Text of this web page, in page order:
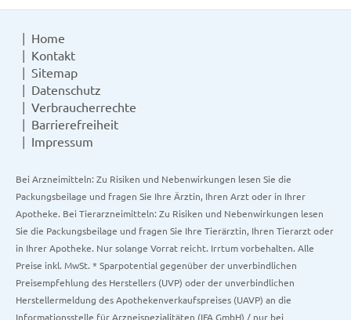
Home
Kontakt
Sitemap
Datenschutz
Verbraucherrechte
Barrierefreiheit
Impressum
Bei Arzneimitteln: Zu Risiken und Nebenwirkungen lesen Sie die
Packungsbeilage und fragen Sie Ihre Ärztin, Ihren Arzt oder in Ihrer
Apotheke. Bei Tierarzneimitteln: Zu Risiken und Nebenwirkungen lesen
Sie die Packungsbeilage und fragen Sie Ihre Tierärztin, Ihren Tierarzt oder
in Ihrer Apotheke. Nur solange Vorrat reicht. Irrtum vorbehalten. Alle
Preise inkl. MwSt. * Sparpotential gegenüber der unverbindlichen
Preisempfehlung des Herstellers (UVP) oder der unverbindlichen
Herstellermeldung des Apothekenverkaufspreises (UAVP) an die
Informationsstelle für Arzneispezialitäten (IFA GmbH) / nur bei